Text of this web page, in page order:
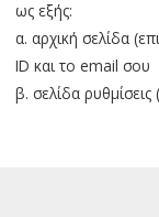
ως εξής:
α. αρχική σελίδα
ID και το email σου
β. σελίδα